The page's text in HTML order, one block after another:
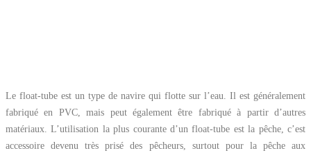
Le float-tube est un type de navire qui flotte sur l’eau. Il est généralement
fabriqué en PVC, mais peut également être fabriqué à partir d’autres
matériaux. L’utilisation la plus courante d’un float-tube est la pêche, c’est
accessoire devenu très prisé des pêcheurs, surtout pour la pêche aux